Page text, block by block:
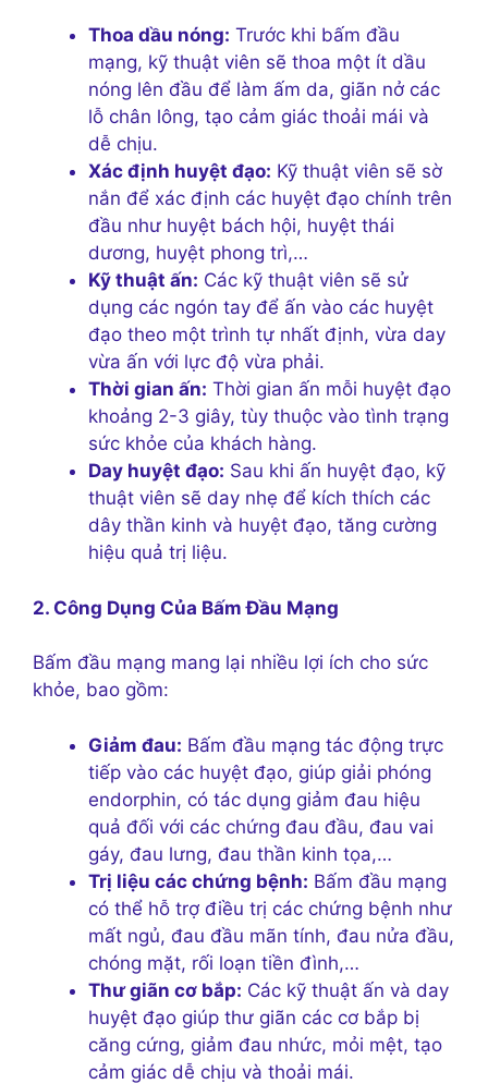
Thoa dầu nóng: Trước khi bấm đầu
mạng, kỹ thuật viên sẽ thoa một ít dầu
nóng lên đầu để làm ấm da, giãn nở các
lỗ chân lông, tạo cảm giác thoải mái và
dễ chịu.
Xác định huyệt đạo: Kỹ thuật viên sẽ sờ
nắn để xác định các huyệt đạo chính trên
đầu như huyệt bách hội, huyệt thái
dương, huyệt phong trì,…
Kỹ thuật ấn: Các kỹ thuật viên sẽ sử
dụng các ngón tay để ấn vào các huyệt
đạo theo một trình tự nhất định, vừa day
vừa ấn với lực độ vừa phải.
Thời gian ấn: Thời gian ấn mỗi huyệt đạo
khoảng 2-3 giây, tùy thuộc vào tình trạng
sức khỏe của khách hàng.
Day huyệt đạo: Sau khi ấn huyệt đạo, kỹ
thuật viên sẽ day nhẹ để kích thích các
dây thần kinh và huyệt đạo, tăng cường
hiệu quả trị liệu.
2. Công Dụng Của Bấm Đầu Mạng
Bấm đầu mạng mang lại nhiều lợi ích cho sức
khỏe, bao gồm:
Giảm đau: Bấm đầu mạng tác động trực
tiếp vào các huyệt đạo, giúp giải phóng
endorphin, có tác dụng giảm đau hiệu
quả đối với các chứng đau đầu, đau vai
gáy, đau lưng, đau thần kinh tọa,…
Trị liệu các chứng bệnh: Bấm đầu mạng
có thể hỗ trợ điều trị các chứng bệnh như
mất ngủ, đau đầu mãn tính, đau nửa đầu,
chóng mặt, rối loạn tiền đình,…
Thư giãn cơ bắp: Các kỹ thuật ấn và day
huyệt đạo giúp thư giãn các cơ bắp bị
căng cứng, giảm đau nhức, mỏi mệt, tạo
cảm giác dễ chịu và thoải mái.